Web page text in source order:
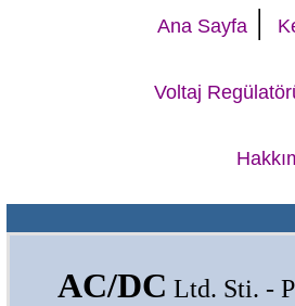
Ana Sayfa |
Voltaj
AC/DC Ltd. Sti. -